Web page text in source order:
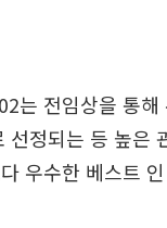
는 전임상을 통해
선정되는 등 높은
우수한 베스트